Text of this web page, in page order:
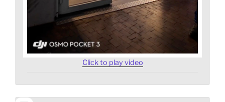
Click to play video